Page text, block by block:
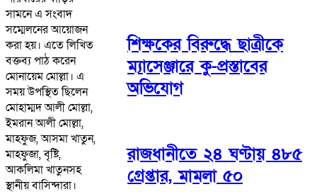
সামনে এ সংবাদ
সম্মেলনের আয়োজন
করা হয়। এতে লিখিত
বক্তব্য পাঠ করেন
মোনায়েম মোল্লা। এ
সময় উপস্থিত ছিলেন
মোহাম্মদ আলী মোল্লা,
ইমরান আলী মোল্লা,
মাহফুজ, আসমা খাতুন,
মাহফুজা, বৃষ্টি,
আকলিমা খাতুনসহ
স্থানীয় বাসিন্দারা।
শিক্ষকের বিরুদ্ধে ছাত্রীকে
ম্যাসেঞ্জারে কু-প্রস্তাবের
অভিযোগ
রাজধানীতে ২৪ ঘণ্টায় ৪৮৫
গ্রেপ্তার, মামলা ৫০